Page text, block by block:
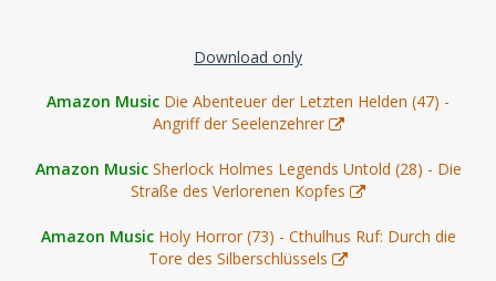
Download only
Amazon Music Die Abenteuer der Letzten Helden (47) -
Angriff der Seelenzehrer
Amazon Music Sherlock Holmes Legends Untold (28) - Die
Straße des Verlorenen Kopfes
Amazon Music Holy Horror (73) - Cthulhus Ruf: Durch die
Tore des Silberschlüssels